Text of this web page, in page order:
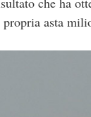
propria asta